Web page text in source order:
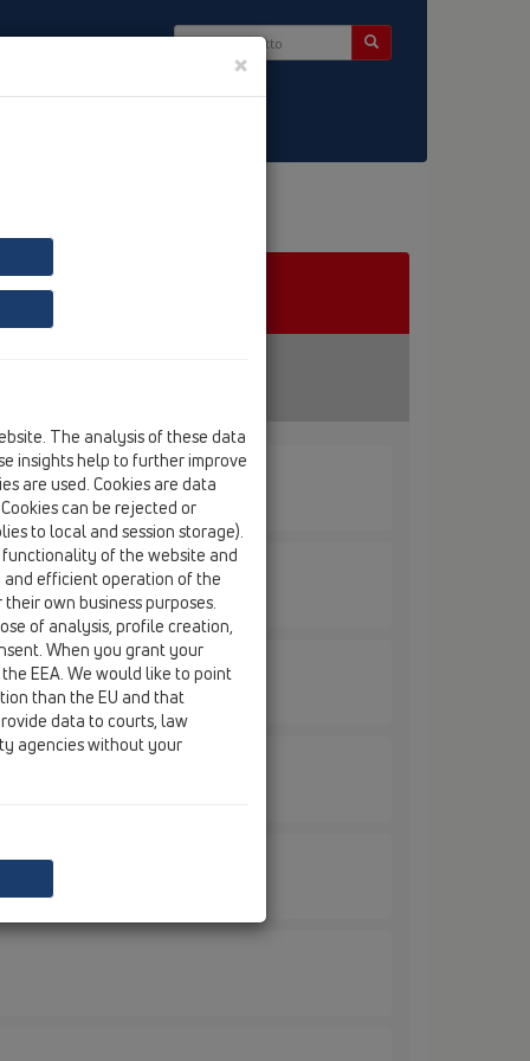
×
The analysis of these data
insights help to further improve
are used. Cookies are data
can be rejected or
to local and session storage).
of the website and
and efficient operation of the
own business purposes.
of analysis, profile creation,
When you grant your
EEA. We would like to point
than the EU and that
data to courts, law
agencies without your